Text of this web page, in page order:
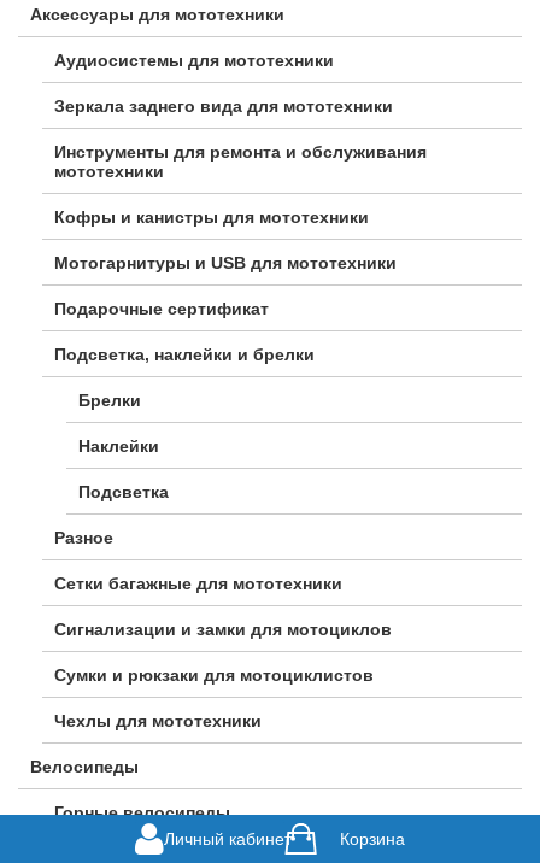
Аксессуары для мототехники
Аудиосистемы для мототехники
Зеркала заднего вида для мототехники
Инструменты для ремонта и обслуживания
мототехники
Кофры и канистры для мототехники
Мотогарнитуры и USB для мототехники
Подарочные сертификат
Подсветка, наклейки и брелки
Брелки
Наклейки
Подсветка
Разное
Сетки багажные для мототехники
Сигнализации и замки для мотоциклов
Сумки и рюкзаки для мотоциклистов
Чехлы для мототехники
Велосипеды
Горные велосипеды
Городские велосипеды
Личный кабинет Корзина